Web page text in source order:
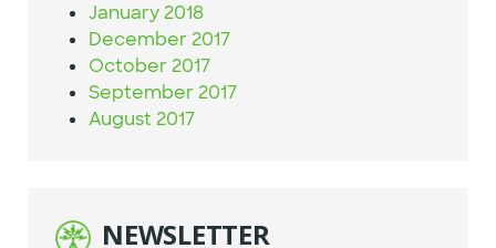
January 2018
December 2017
October 2017
September 2017
August 2017
NEWSLETTER